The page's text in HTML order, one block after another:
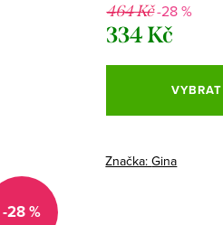
-28 %
464 Kč-28 %
334 Kč
Měrná
Značka:Gina